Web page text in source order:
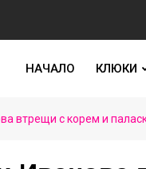
НАЧАЛО КЛЮКИ
втрещи с корем и